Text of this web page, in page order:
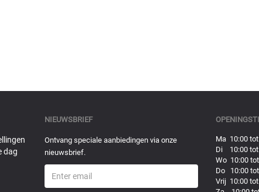
dag
NIEUWSBRIEF
Ontvang speciale aanbiedingen via onze
nieuwsbrief.
Ma 10:00
Di 10:00 tot
Wo 10:00
Do 10:00
Vrij 10:00